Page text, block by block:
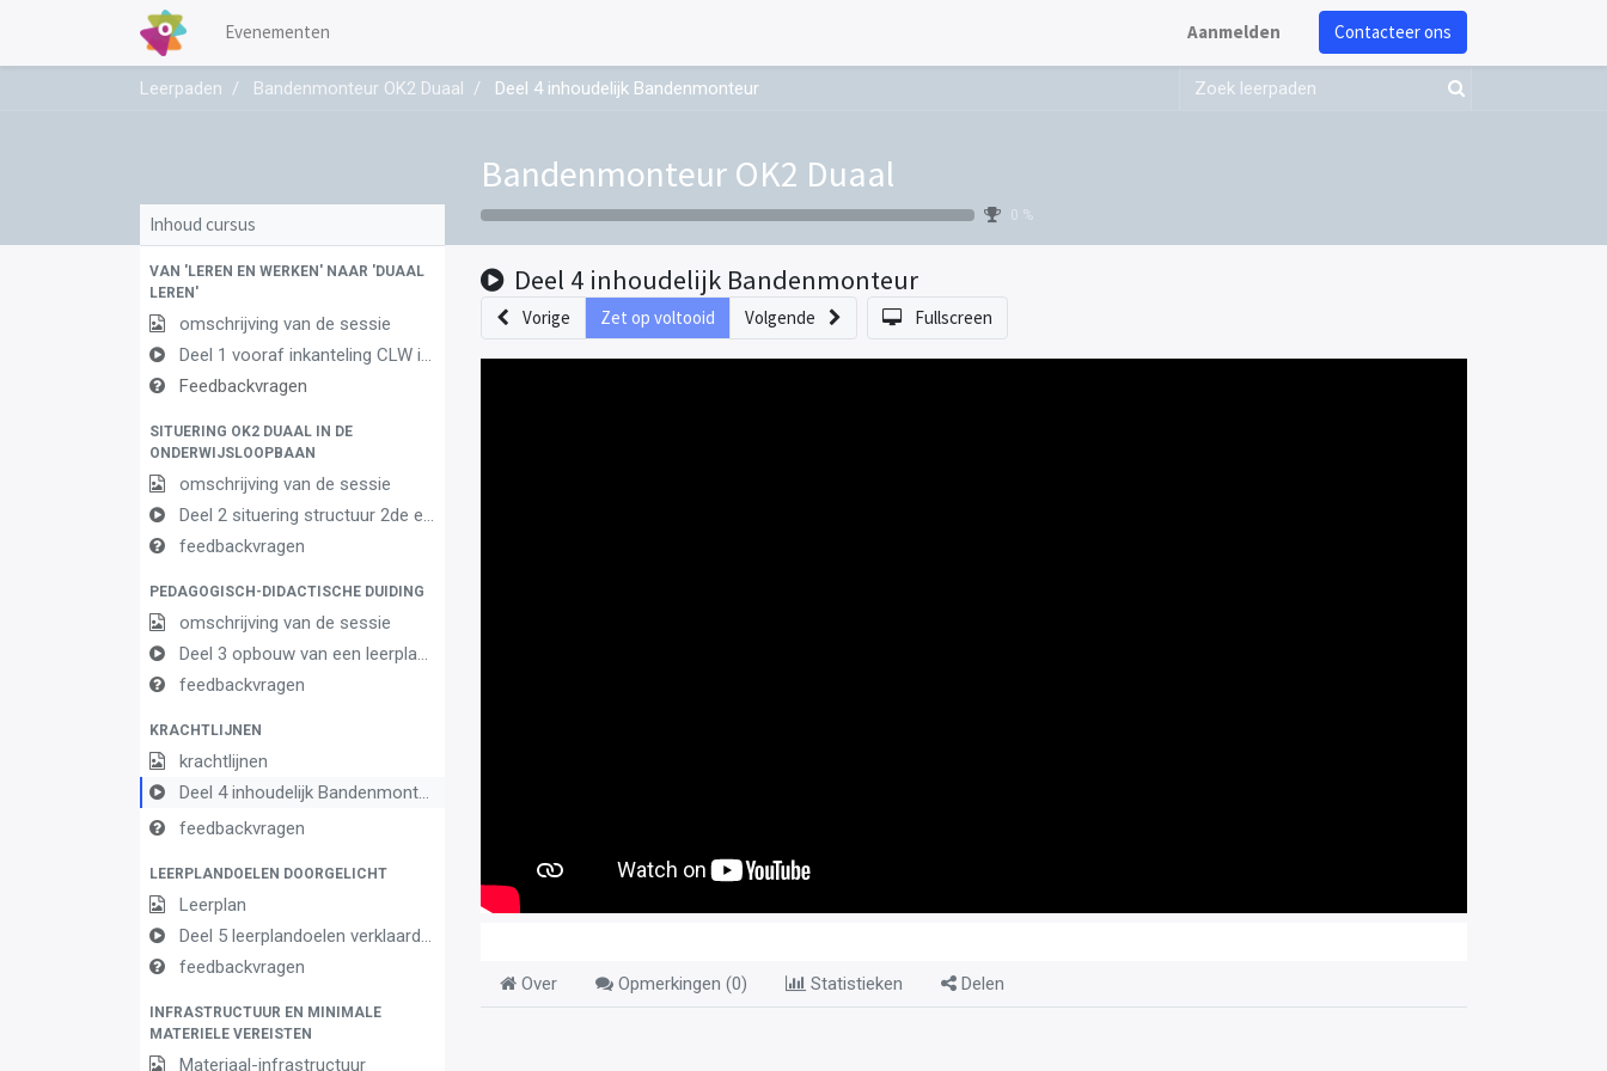
Evenementen Aanmelden Contacteer ons
Leerpaden Bandenmonteur OK2 Duaal Deel 4 inhoudelijk Bandenmonteur
Bandenmonteur OK2 Duaal
0 %
Inhoud cursus
VAN 'LEREN EN WERKEN' NAAR 'DUAAL
LEREN'
omschrijving van de sessie
Deel 1 vooraf inkanteling CLW in duaal leren 1
Feedbackvragen
SITUERING OK2 DUAAL IN DE
ONDERWIJSLOOPBAAN
omschrijving van de sessie
Deel 2 situering structuur 2de en 3de graad AF
feedbackvragen
PEDAGOGISCH-DIDACTISCHE DUIDING
omschrijving van de sessie
Deel 3 opbouw van een leerplan vormingsconcept
feedbackvragen
KRACHTLIJNEN
krachtlijnen
Deel 4 inhoudelijk Bandenmonteur
feedbackvragen
LEERPLANDOELEN DOORGELICHT
Leerplan
Deel 5 leerplandoelen verklaard Bandenmonteur
feedbackvragen
INFRASTRUCTUUR EN MINIMALE
MATERIELE VEREISTEN
Materiaal-infrastructuur
Deel 4 inhoudelijk Bandenmonteur
Vorige Zet op voltooid Volgende Fullscreen
Over Opmerkingen (0) Statistieken Delen